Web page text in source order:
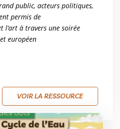
public, acteurs politiques,
permis de
l’art à travers une soirée
européen
VOIR LA RESSOURCE